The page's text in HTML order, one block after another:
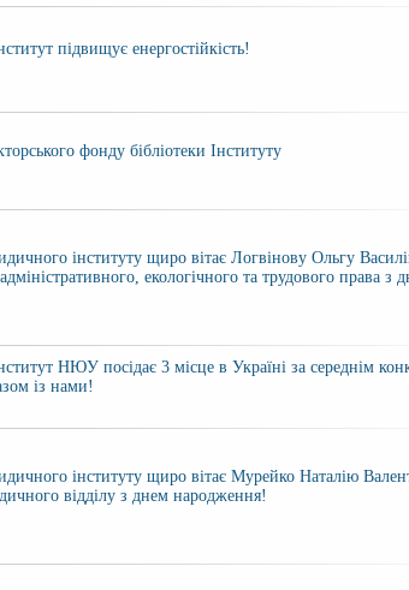
підвищує енергостійкість!
фонду бібліотеки Інституту
інституту щиро вітає Логвінову Ольгу
екологічного та трудового права з
НЮУ посідає 3 місце в Україні за середнім
із нами!
інституту щиро вітає Мурейко Наталію
відділу з днем народження!